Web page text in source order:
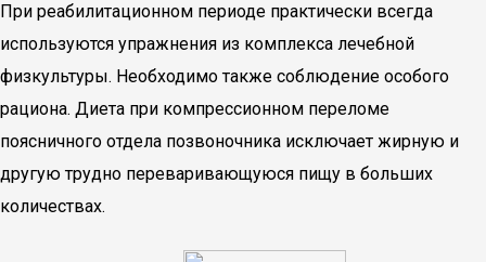
При реабилитационном периоде практически всегда
используются упражнения из комплекса лечебной
физкультуры. Необходимо также соблюдение особого
рациона. Диета при компрессионном переломе
поясничного отдела позвоночника исключает жирную и
другую трудно переваривающуюся пищу в больших
количествах.